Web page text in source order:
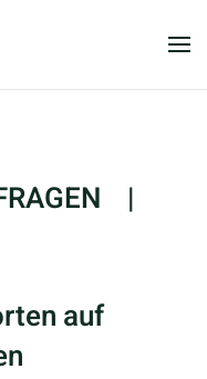
|
auf